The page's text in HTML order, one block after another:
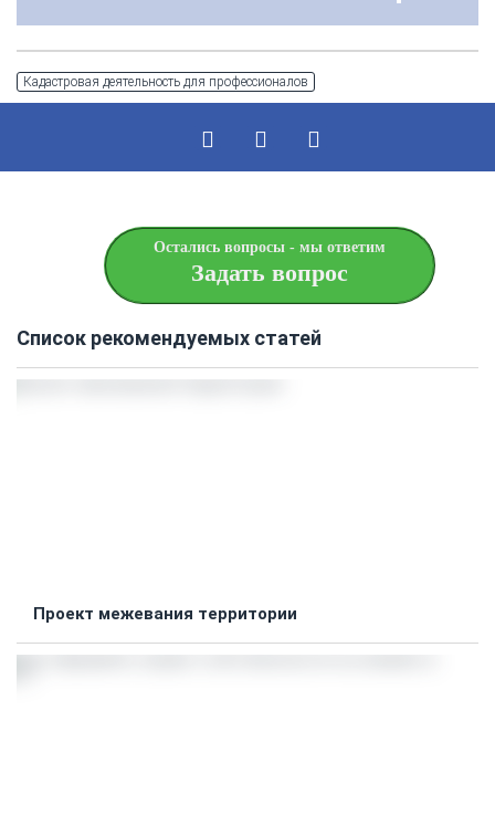
Кадастровая деятельность для профессионалов
Остались вопросы - мы ответим
Задать вопрос
Список рекомендуемых статей
Проект межевания территории